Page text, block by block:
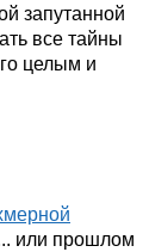
запутанной
все тайны
целым и
или прошлом